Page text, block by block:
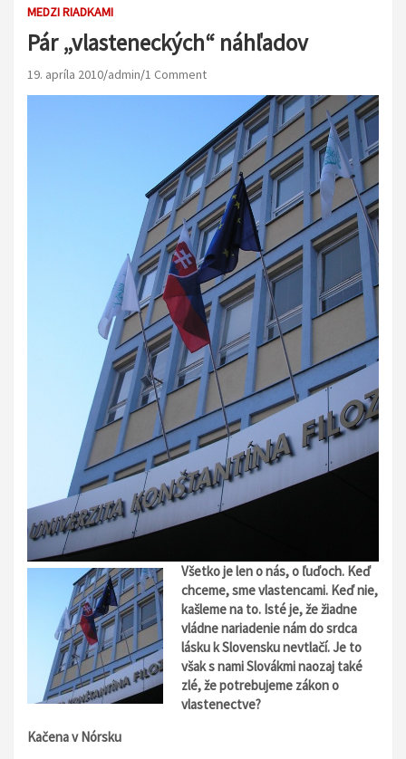
MEDZI RIADKAMI
Pár „vlasteneckých“ náhľadov
19. apríla 2010 admin 1 Comment
Všetko je len o nás, o ľuďoch. Keď
chceme, sme vlastencami. Keď nie,
kašleme na to. Isté je, že žiadne
vládne nariadenie nám do srdca
lásku k Slovensku nevtlačí. Je to
však s nami Slovákmi naozaj také
zlé, že potrebujeme zákon o
vlastenectve?
Kačena v Nórsku